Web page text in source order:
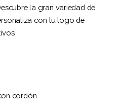
la gran variedad de
con tu logo de
cordón.